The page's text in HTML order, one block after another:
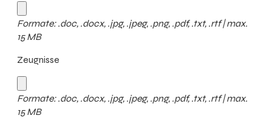
Formate: .doc, .docx, .jpg, .jpeg, .png, .pdf, .txt, .rtf | max.
15 MB
Zeugnisse
Formate: .doc, .docx, .jpg, .jpeg, .png, .pdf, .txt, .rtf | max.
15 MB